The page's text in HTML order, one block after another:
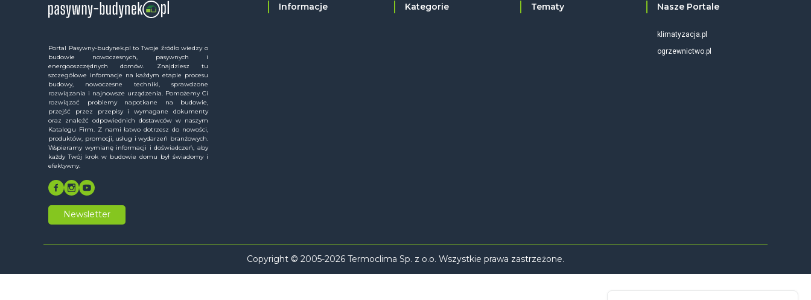
Portal Pasywny-budynek.pl to Twoje źródło wiedzy o
budowie nowoczesnych, pasywnych i
energooszczędnych domów. Znajdziesz tu
szczegółowe informacje na każdym etapie procesu
budowy, nowoczesne techniki, sprawdzone
rozwiązania i najnowsze urządzenia. Pomożemy Ci
rozwiązać problemy napotkane na budowie,
przejść przez przepisy i wymagane dokumenty
oraz znaleźć odpowiednich dostawców w naszym
Katalogu Firm. Z nami łatwo dotrzesz do nowości,
produktów, promocji, usług i wydarzeń branżowych.
Wspieramy wymianę informacji i doświadczeń, aby
każdy Twój krok w budowie domu był świadomy i
efektywny.
Newsletter
Informacje Kategorie Tematy Nasze Portale
klimatyzacja.pl
ogrzewnictwo.pl
Copyright © 2005-2026 Termoclima Sp. z o.o. Wszystkie prawa zastrzeżone.